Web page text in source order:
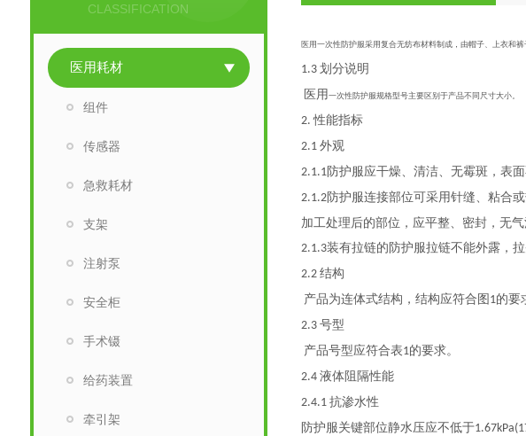
CLASSIFICATION
医用耗材
组件
传感器
急救耗材
支架
注射泵
安全柜
手术镊
给药装置
牵引架
医用一次性防护服采用复合无纺布材料制成，由帽子、上衣和裤
1.3划分说明
医用一次性防护服规格型号主要区别于产品不同尺寸大小。
2.性能指标
2.1外观
2.1.1防护服应干燥、清洁、无霉斑，表
2.1.2防护服连接部位可采用针缝、粘合
加工处理后的部位，应平整、密封，无气
2.1.3装有拉链的防护服拉链不能外露，拉
2.2结构
产品为连体式结构，结构应符合图 1的要
2.3号型
产品号型应符合表1的要求。
2.4液体阻隔性能
2.4.1抗渗水性
防护服关键部位静水压应不低于